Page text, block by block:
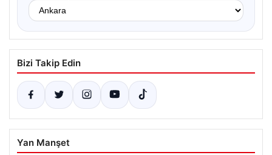
Bizi Takip Edin
Yan Manşet